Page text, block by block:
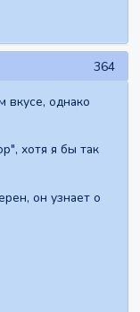
364
вкусе, однако
хотя я бы так
он узнает о